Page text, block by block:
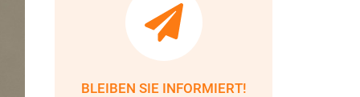
BLEIBEN SIE INFORMIERT!